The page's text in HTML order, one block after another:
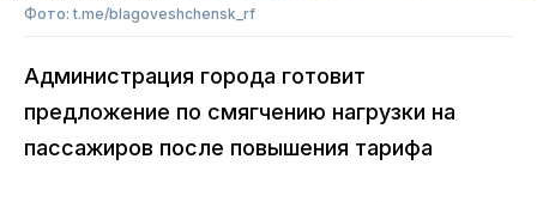
Фото: t.me/blagoveshchensk_rf
Администрация города готовит
предложение по смягчению нагрузки на
пассажиров после повышения тарифа